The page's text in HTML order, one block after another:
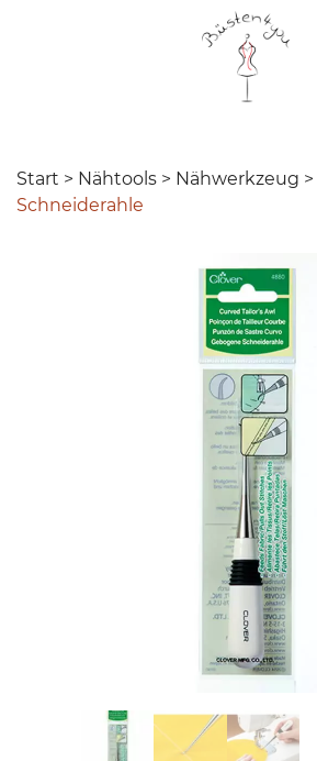
Start > Nähtools > Nähwerkzeug >
Schneiderahle